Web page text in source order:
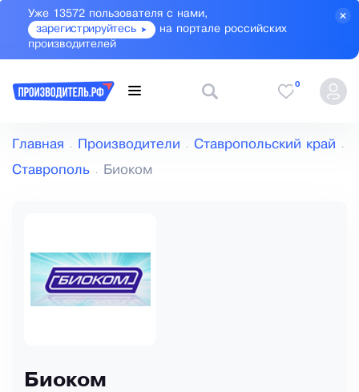
Уже 13572 пользователя с нами,
зарегистрируйтесь
на портале российских
производителей
0
Главная Производители Ставропольский край
Ставрополь Биоком
Биоком